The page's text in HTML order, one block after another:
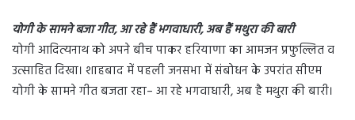
योगी के सामने बजा गीत, आ रहे हैं भगवाधारी, अब हैं मथुरा की बारी
योगी आदित्यनाथ को अपने बीच पाकर हरियाणा का आमजन प्रफुल्लित व
उत्साहित दिखा। शाहबाद में पहली जनसभा में संबोधन के उपरांत सीएम
योगी के सामने गीत बजता रहा– आ रहे भगवाधारी, अब है मथुरा की बारी।